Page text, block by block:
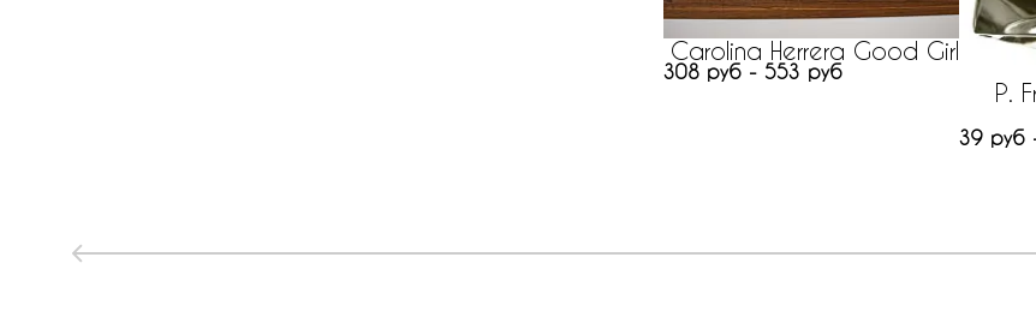
Carolina Herrera Good Girl
308 руб - 553 руб
P.
39 руб